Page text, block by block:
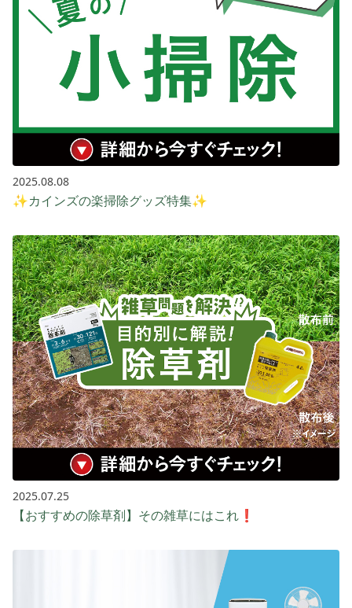
2025.08.08
✨カインズの楽掃除グッズ特集✨
2025.07.25
【おすすめの除草剤】その雑草にはこれ❗